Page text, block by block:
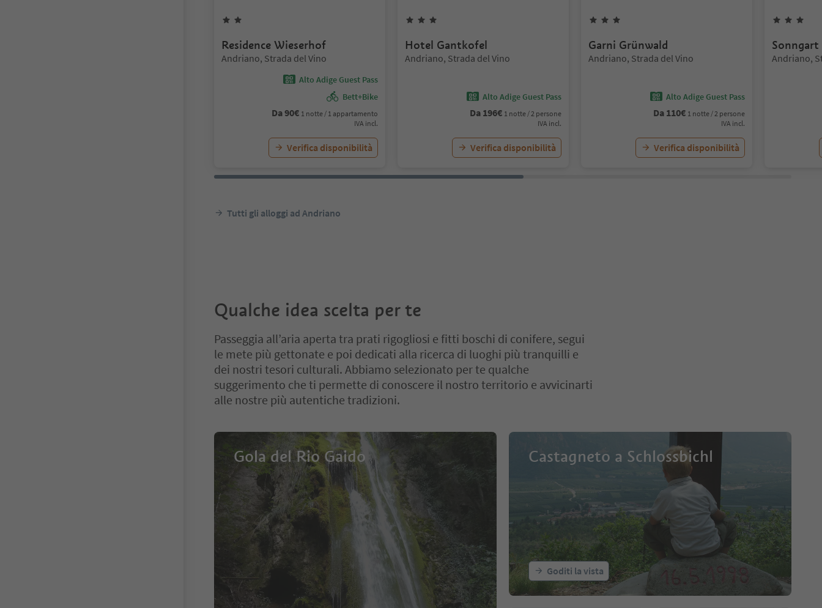
Residence Wieserhof
Posizione:
Andriano, Strada del Vino
Alto Adige Guest Pass
Bett+Bike
Da90€ 1 notte / 1 appartamento
IVA incl.
Verifica disponibilità
Hotel Gantkofel
Posizione:
Andriano, Strada del Vino
Alto Adige Guest Pass
Da 196€ 1 notte / 2 persone
IVA incl.
Verifica disponibilità
Garni Grünwald
Posizione:
Andriano, Strada del Vino
Alto Adige Guest Pass
Da 110€ 1 notte / 2 persone
IVA incl.
Verifica disponibilità
Sonngart
Posizione:
Andriano,
Tutti gli alloggi ad Andriano
Qualche idea scelta per te
Passeggia all’aria aperta tra prati rigogliosi e fitti boschi di conifere, segui
le mete più gettonate e poi dedicati alla ricerca di luoghi più tranquilli e
dei nostri tesori culturali. Abbiamo selezionato per te qualche
suggerimento che ti permette di conoscere il nostro territorio e avvicinarti
alle nostre più autentiche tradizioni.
Gola del Rio Gaido Castagneto a Schlossbichl
Goditi la vista